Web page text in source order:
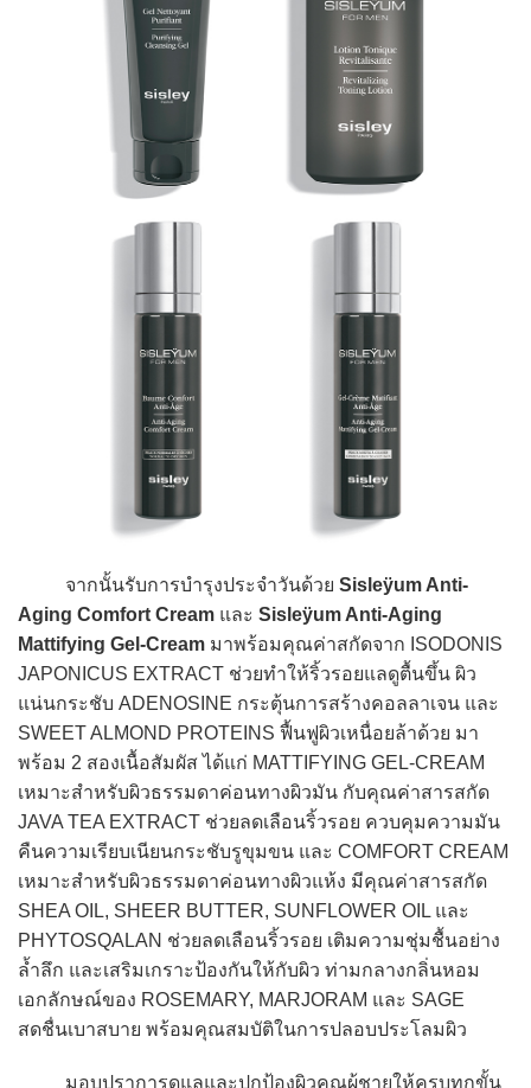
จากนั้นรับการบำรุงประจำวันด้วย Sisleÿum Anti-
Aging Comfort Cream และ Sisleÿum Anti-Aging
Mattifying Gel-Cream มาพร้อมคุณค่าสกัดจาก ISODONIS
JAPONICUS EXTRACT ช่วยทำให้ริ้วรอยแลดูตื้นขึ้น ผิว
แน่นกระชับ ADENOSINE กระตุ้นการสร้างคอลลาเจน และ
SWEET ALMOND PROTEINS ฟื้นฟูผิวเหนื่อยล้าด้วย มา
พร้อม 2 สองเนื้อสัมผัส ได้แก่ MATTIFYING GEL-CREAM
เหมาะสำหรับผิวธรรมดาค่อนทางผิวมัน กับคุณค่าสารสกัด
JAVA TEA EXTRACT ช่วยลดเลือนริ้วรอย ควบคุมความมัน
คืนความเรียบเนียนกระชับรูขุมขน และ COMFORT CREAM
เหมาะสำหรับผิวธรรมดาค่อนทางผิวแห้ง มีคุณค่าสารสกัด
SHEA OIL, SHEER BUTTER, SUNFLOWER OIL และ
PHYTOSQALAN ช่วยลดเลือนริ้วรอย เติมความชุ่มชื้นอย่าง
ล้ำลึก และเสริมเกราะป้องกันให้กับผิว ท่ามกลางกลิ่นหอม
เอกลักษณ์ของ ROSEMARY, MARJORAM และ SAGE
สดชื่นเบาสบาย พร้อมคุณสมบัติในการปลอบประโลมผิว
มอบปราการดูแลและปกป้องผิวคุณผู้ชายให้ครบทุกขั้น